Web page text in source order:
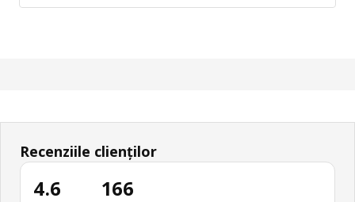
Recenziile clienților
4.6 166